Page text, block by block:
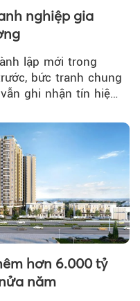
nghiệp gia
lập mới trong
bức tranh chung
ghi nhận tín hiệu
hơn 6.000 tỷ
năm